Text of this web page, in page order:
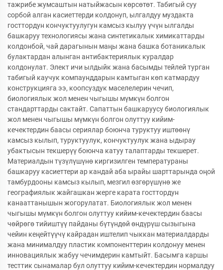
тажрибе жумсаштын натыйжасын көрсөтөт. Табигый суу
сорбой алган касиеттерди колдонуп, ылгалдуу муздакта
госттордун кончуктуулугун камсыз кылуу үчүн ылгалды
башкаруу технологиясы жана синтетикалык химикаттарды
колдонбой, чай дарагынын маңы жана башка ботаникалык
булактардан алынган антибактериялык куралдар
колдонулат. Элект ичи ылдыйк жана басымды тейлей турган
табигый каучук компаунддарын камтыган көп катмардуу
конструкцияга ээ, коопсуздук маселелерин чечип,
биологиялык жол менен чыгышы мүмкүн болгон
стандарттарды сактайт. Сапаттын башкаруусу биологиялык
жол менен чыгышы мүмкүн болгон олуттуу кийим-
кечектердин баасы сериялар боюнча туруктуу иштөөнү
камсыз кылып, туруктуулук, кончуктуулук жана ыдырау
убактысын текшерүү боюнча катуу талаптарды текшерет.
Материалдын түзүлүшүнө киргизилген температураны
башкаруу касиеттери ар кандай аба ырайы шарттарында оңой
тамбурдооны камсыз кылып, мезгил өзгөрүшүнө же
географиялык жайгашкан жерге карата госттордун
канааттанышын жогорулатат. Биологиялык жол менен
чыгышы мүмкүн болгон олуттуу кийим-кечектердин баасы
чөйрөгө тийиштүү пайданы бүтүндөй өндүрүш сызыгына
чейин кеңейтүүчү кайрадан иштелип чыккан материалдарды
жана минималдуу пластик компоненттерин колдонуу менен
инновациялык жабуу чечимдерин камтыйт. Басымга каршы
тесттик сынамалар бул олуттуу кийим-кечектердин нормалдуу